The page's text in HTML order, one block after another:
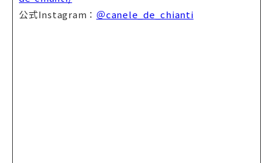
公式Instagram： ＠canele_de_chianti